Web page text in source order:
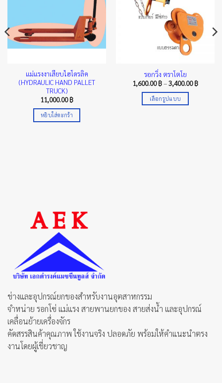
แม่แรงงาเสียบไฮโดรลิค
(HYDRAULIC HAND PALLET
TRUCK)
11,000.00฿
หยิบใส่ตะกร้า
รอกวิ่ง ตราโตโย
1,600.00฿–3,400.00฿Price
เลือกรูปแบบ
ช่างและอุปกรณ์ยกของสำหรับงานอุตสาหกรรม
จำหน่าย รอกโซ่ แม่แรง สายพานยกของ สายส่งน้ำ และอุปกรณ์
เคลื่อนย้ายเครื่องจักร
คัดสรรสินค้าคุณภาพ ใช้งานจริง ปลอดภัย พร้อมให้คำแนะนำตรง
งานโดยผู้เชี่ยวชาญ